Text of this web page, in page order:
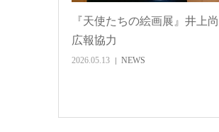
『天使たちの絵画展』井上
広報協力
2026.05.13 NEWS